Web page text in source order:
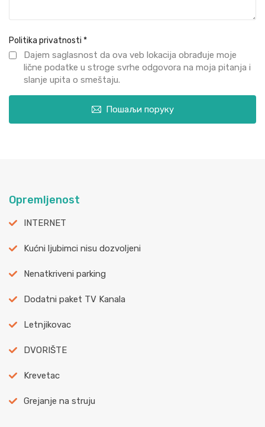
Politika privatnosti *
Dajem saglasnost da ova veb lokacija obrađuje moje
lične podatke u stroge svrhe odgovora na moja pitanja i
slanje upita o smeštaju.
Пошаљи поруку
Opremljenost
INTERNET
Kućni ljubimci nisu dozvoljeni
Nenatkriveni parking
Dodatni paket TV Kanala
Letnjikovac
DVORIŠTE
Krevetac
Grejanje na struju